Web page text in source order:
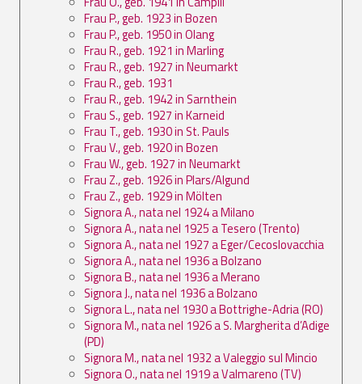
Frau P., geb. 1923 in Bozen
Frau P., geb. 1950 in Olang
Frau R., geb. 1921 in Marling
Frau R., geb. 1927 in Neumarkt
Frau R., geb. 1931
Frau R., geb. 1942 in Sarnthein
Frau S., geb. 1927 in Karneid
Frau T., geb. 1930 in St. Pauls
Frau V., geb. 1920 in Bozen
Frau W., geb. 1927 in Neumarkt
Frau Z., geb. 1926 in Plars/Algund
Frau Z., geb. 1929 in Mölten
Signora A., nata nel 1924 a Milano
Signora A., nata nel 1925 a Tesero (Trento)
Signora A., nata nel 1927 a Eger/Cecoslovacchia
Signora A., nata nel 1936 a Bolzano
Signora B., nata nel 1936 a Merano
Signora J., nata nel 1936 a Bolzano
Signora L., nata nel 1930 a Bottrighe-Adria (RO)
Signora M., nata nel 1926 a S. Margherita d’Adige
(PD)
Signora M., nata nel 1932 a Valeggio sul Mincio
Signora O., nata nel 1919 a Valmareno (TV)